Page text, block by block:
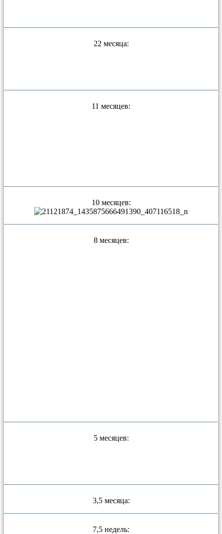
22 месяца:
11 месяцев:
10 месяцев:
8 месяцев:
5 месяцев:
3,5 месяца:
7,5 недель: